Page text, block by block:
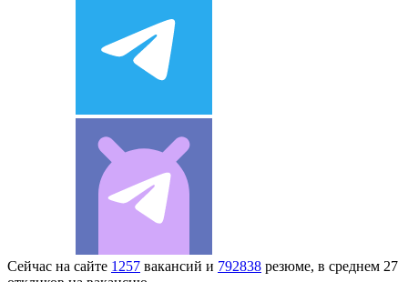
Сейчас на сайте 1257 вакансий и 792838 резюме, в среднем 27